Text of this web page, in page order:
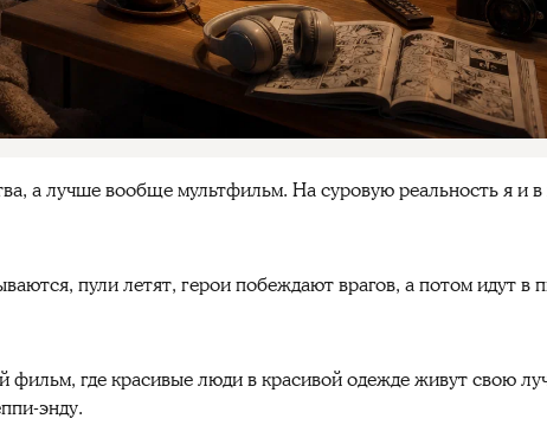
а лучше вообще мультфильм. На суровую реальность я и
пули летят, герои побеждают врагов, а потом идут в
фильм, где красивые люди в красивой одежде живут свою
энду.